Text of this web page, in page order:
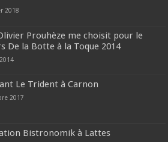
2018
Prouhèze me choisit pour le
De la Botte à la Toque 2014
Le Trident à Carnon
2017
Bistronomik à Lattes